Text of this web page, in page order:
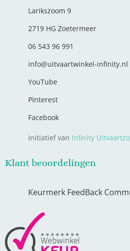
Larikszoom 9
2719 HG Zoetermeer
06 543 96 991
info@uitvaartwinkel-infinity.nl
YouTube
Pinterest
Facebook
Initiatief van Infinity
Klant beoordelingen
Keurmerk FeedBack